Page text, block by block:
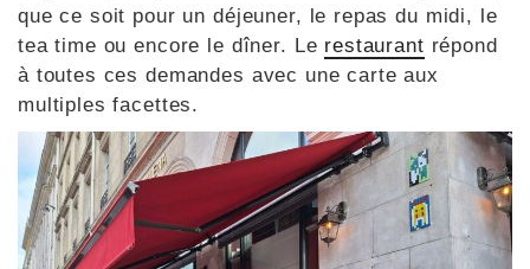
que ce soit pour un déjeuner, le repas du midi, le
tea time ou encore le dîner. Le restaurant répond
à toutes ces demandes avec une carte aux
multiples facettes.